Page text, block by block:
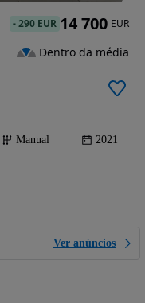
Manual 2021
Ver anúncios
-290 EUR 14 700 EUR
Dentro da média